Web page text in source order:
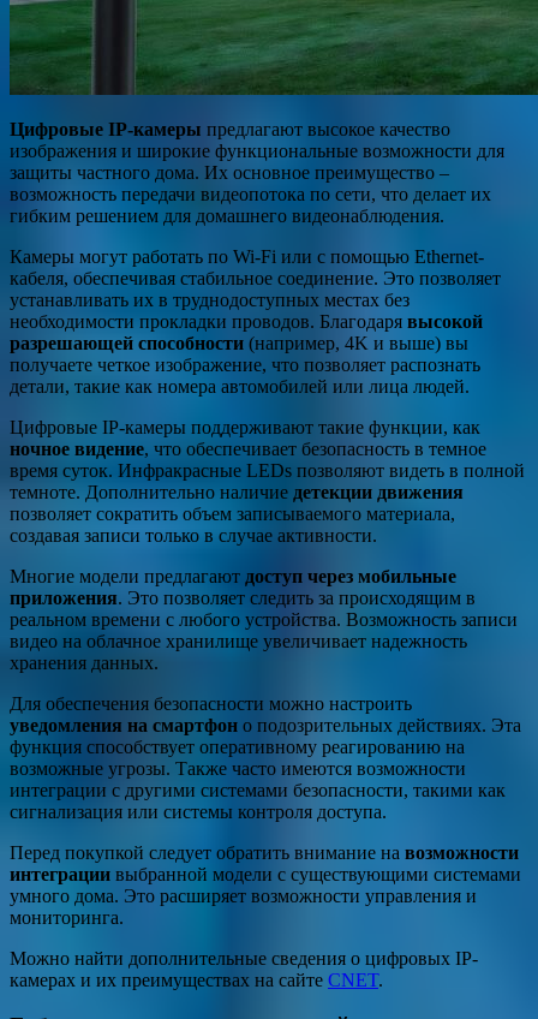
Цифровые IP-камеры предлагают высокое качество
изображения и широкие функциональные возможности для
защиты частного дома. Их основное преимущество –
возможность передачи видеопотока по сети, что делает их
гибким решением для домашнего видеонаблюдения.
Камеры могут работать по Wi-Fi или с помощью Ethernet-
кабеля, обеспечивая стабильное соединение. Это позволяет
устанавливать их в труднодоступных местах без
необходимости прокладки проводов. Благодаря высокой
разрешающей способности (например, 4K и выше) вы
получаете четкое изображение, что позволяет распознать
детали, такие как номера автомобилей или лица людей.
Цифровые IP-камеры поддерживают такие функции, как
ночное видение, что обеспечивает безопасность в темное
время суток. Инфракрасные LEDs позволяют видеть в полной
темноте. Дополнительно наличие детекции движения
позволяет сократить объем записываемого материала,
создавая записи только в случае активности.
Многие модели предлагают доступ через мобильные
приложения. Это позволяет следить за происходящим в
реальном времени с любого устройства. Возможность записи
видео на облачное хранилище увеличивает надежность
хранения данных.
Для обеспечения безопасности можно настроить
уведомления на смартфон о подозрительных действиях. Эта
функция способствует оперативному реагированию на
возможные угрозы. Также часто имеются возможности
интеграции с другими системами безопасности, такими как
сигнализация или системы контроля доступа.
Перед покупкой следует обратить внимание на возможности
интеграции выбранной модели с существующими системами
умного дома. Это расширяет возможности управления и
мониторинга.
Можно найти дополнительные сведения о цифровых IP-
камерах и их преимуществах на сайте CNET.